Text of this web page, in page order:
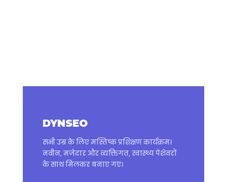
DYNSEO
सभी उम्र के लिए मस्तिष्क प्रशिक्षण कार्यक्रम।
नवीन, मजेदार और व्यक्तिगत, स्वास्थ्य पेशेवरों
के साथ मिलकर बनाए गए।